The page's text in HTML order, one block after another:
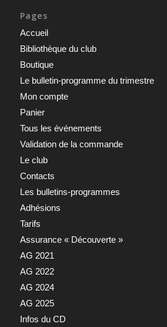
Pages
Accueil
Bibliothèque du club
Boutique
Le bulletin-programme du trimestre
Mon compte
Panier
Tous les événements
Validation de la commande
Le club
Contacts
Les bulletins-programmes
Adhésions
Tarifs
Assurance « Découverte »
AG 2021
AG 2022
AG 2024
AG 2025
Infos du CD